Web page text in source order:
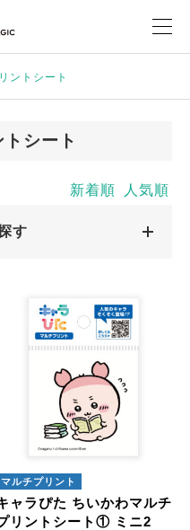
ントシート
シート
新着順 人気順
す
ら探す
絞込解除
ントシート
A4サイズ
マルチプリント
ャラぴた ちいかわマルチ
リントシート① ミニ2